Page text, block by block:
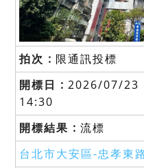
限通訊投標
2026/07/23
14:30
流標
台北市大安區-忠孝東